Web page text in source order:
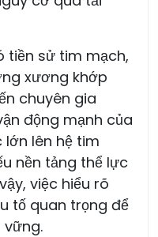
tiền sử tim mạch,
xương khớp
chuyên gia
động mạnh của
lên hệ tim
nền tảng thể lực
việc hiểu rõ
tố quan trọng để
vững.